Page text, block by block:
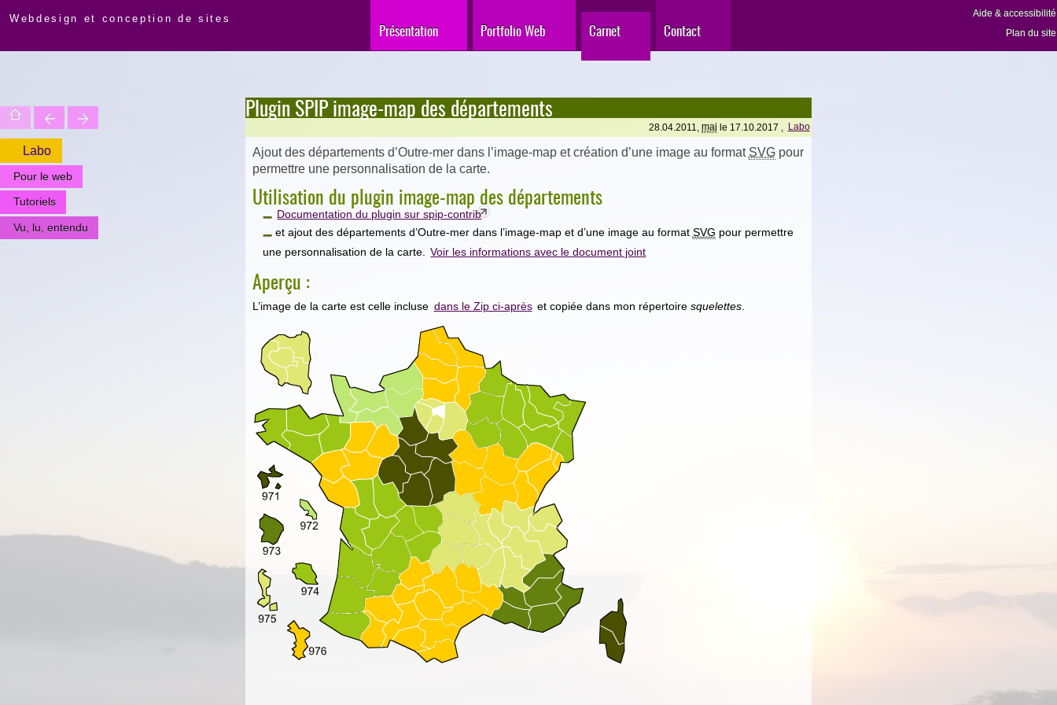
Webdesign et conception de sites
Présentation Portfolio Web Carnet Contact
Aide & accessibilité
Plan du site
Plugin SPIP image-map des départements
28.04.2011,maj le 17.10.2017 , Labo
Ajout des départements d’Outre-mer dans l’image-map et création d’une image au format SVGpour
permettre une personnalisation de la carte.
Utilisation du plugin image-map des départements
Documentation du plugin sur spip-contrib
et ajout des départements d’Outre-mer dans l’image-map et d’une image au format SVG pour permettre
une personnalisation de la carte.
Voir les informations avec le document joint
Aperçu :
L’image de la carte est celle incluse dans le Zip ci-après et copiée dans mon répertoiresquelettes
Labo
Pour le web
Tutoriels
Vu, lu, entendu